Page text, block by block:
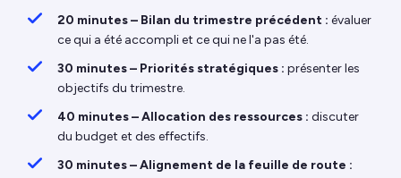
20 minutes – Bilan du trimestre précédent : évaluer
ce qui a été accompli et ce qui ne l'a pas été.
30 minutes – Priorités stratégiques : présenter les
objectifs du trimestre.
40 minutes – Allocation des ressources : discuter
du budget et des effectifs.
30 minutes – Alignement de la feuille de route :